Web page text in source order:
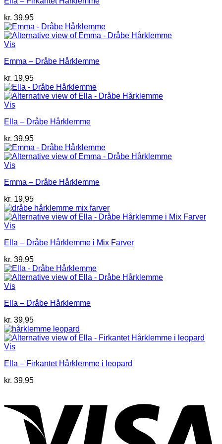
kr. 39,95
Vis
Emma – Dråbe Hårklemme
kr. 19,95
Vis
Ella – Dråbe Hårklemme
kr. 39,95
Vis
Emma – Dråbe Hårklemme
kr. 19,95
Vis
Ella – Dråbe Hårklemme i Mix Farver
kr. 39,95
Vis
Ella – Dråbe Hårklemme
kr. 39,95
Vis
Ella – Firkantet Hårklemme i leopard
kr. 39,95